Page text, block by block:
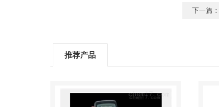
下一篇
推荐产品